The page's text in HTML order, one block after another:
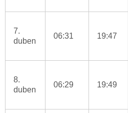
7.
duben
06:31 19:47
8.
duben
06:29 19:49